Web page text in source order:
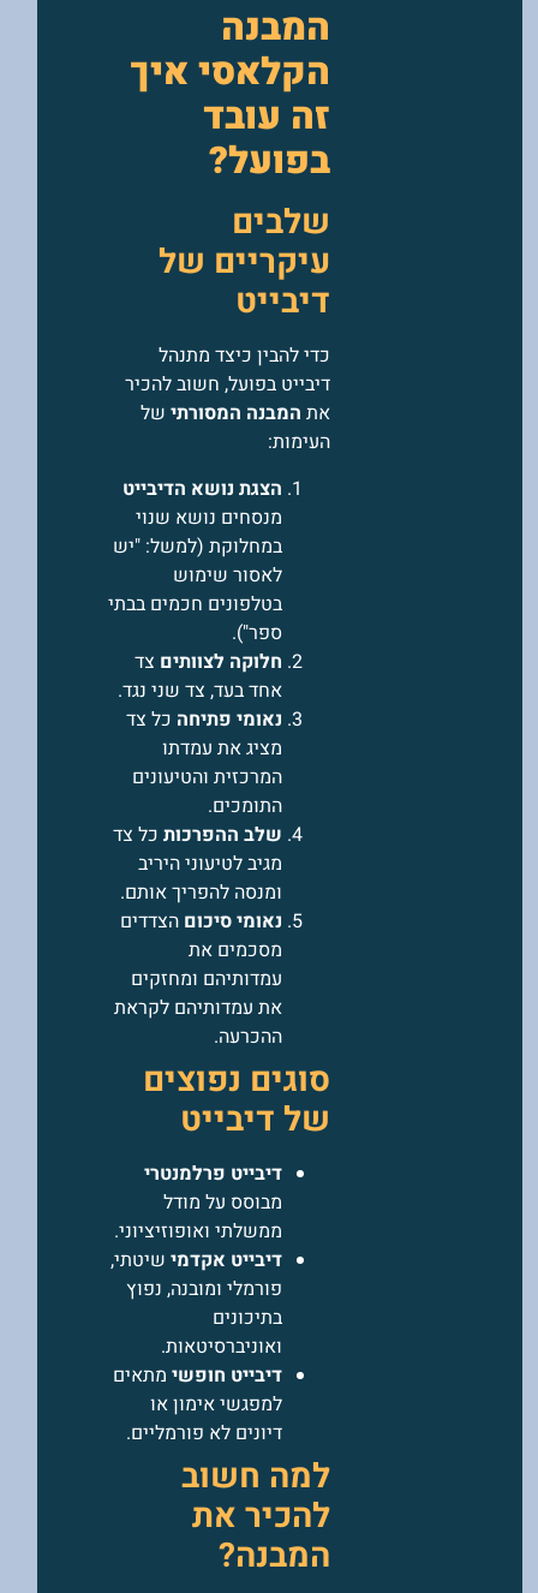
המבנה
הקלאסי איך
זה עובד
בפועל?
שלבים
עיקריים של
דיבייט
כדי להבין כיצד מתנהל
דיבייט בפועל, חשוב להכיר
את המבנה המסורתי של
העימות:
הצגת נושא הדיבייט
מנסחים נושא שנוי
במחלוקת (למשל: "יש
לאסור שימוש
בטלפונים חכמים בבתי
ספר").
חלוקה לצוותים צד
אחד בעד, צד שני נגד.
נאומי פתיחה כל צד
מציג את עמדתו
המרכזית והטיעונים
התומכים.
שלב ההפרכות כל צד
מגיב לטיעוני היריב
ומנסה להפריך אותם.
נאומי סיכום הצדדים
מסכמים את
עמדותיהם ומחזקים
את עמדותיהם לקראת
ההכרעה.
סוגים נפוצים
של דיבייט
דיבייט פרלמנטרי
מבוסס על מודל
ממשלתי ואופוזיציוני.
דיבייט אקדמי שיטתי,
פורמלי ומובנה, נפוץ
בתיכונים
ואוניברסיטאות.
דיבייט חופשי מתאים
למפגשי אימון או
דיונים לא פורמליים.
למה חשוב
להכיר את
המבנה?